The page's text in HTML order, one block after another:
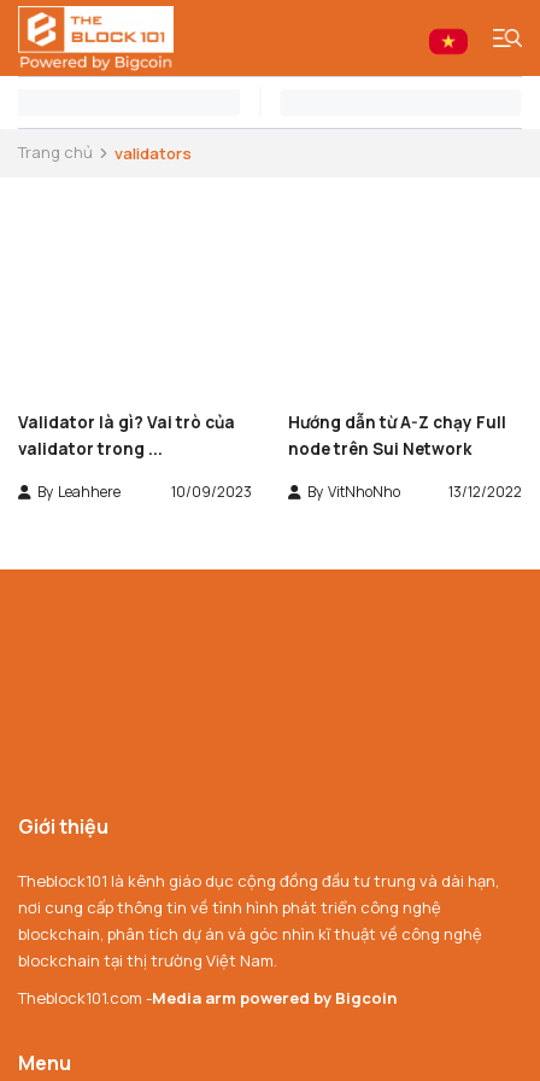
Trang chủ validators
Validator là gì? Vai trò của
validator trong ...
By Leahhere 10/09/2023
Hướng dẫn từ A-Z chạy Full
node trên Sui Network
By VitNhoNho 13/12/2022
Giới thiệu
Theblock101 là kênh giáo dục cộng đồng đầu tư trung và dài hạn,
nơi cung cấp thông tin về tình hình phát triển công nghệ
blockchain, phân tích dự án và góc nhìn kĩ thuật về công nghệ
blockchain tại thị trường Việt Nam.
Theblock101.com -Media arm powered by Bigcoin
Menu